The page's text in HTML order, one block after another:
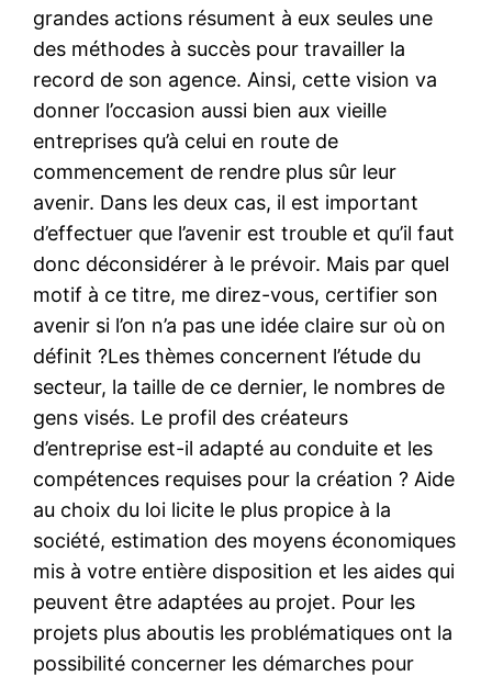
grandes actions résument à eux seules une
des méthodes à succès pour travailler la
record de son agence. Ainsi, cette vision va
donner l’occasion aussi bien aux vieille
entreprises qu’à celui en route de
commencement de rendre plus sûr leur
avenir. Dans les deux cas, il est important
d’effectuer que l’avenir est trouble et qu’il faut
donc déconsidérer à le prévoir. Mais par quel
motif à ce titre, me direz-vous, certifier son
avenir si l’on n’a pas une idée claire sur où on
définit ?Les thèmes concernent l’étude du
secteur, la taille de ce dernier, le nombres de
gens visés. Le profil des créateurs
d’entreprise est-il adapté au conduite et les
compétences requises pour la création ? Aide
au choix du loi licite le plus propice à la
société, estimation des moyens économiques
mis à votre entière disposition et les aides qui
peuvent être adaptées au projet. Pour les
projets plus aboutis les problématiques ont la
possibilité concerner les démarches pour